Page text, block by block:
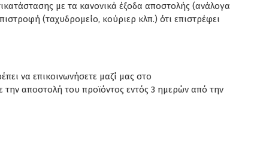
με τα κανονικά έξοδα αποστολής (ανάλογα
(ταχυδρομείο, κούριερ κλπ.) ότι επιστρέφει
να επικοινωνήσετε μαζί μας στο
αποστολή του προϊόντος εντός 3 ημερών από την